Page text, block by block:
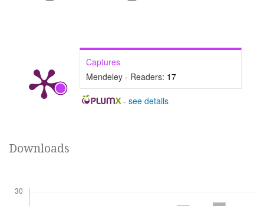
Captures
Mendeley - Readers: 17
- see details
Downloads